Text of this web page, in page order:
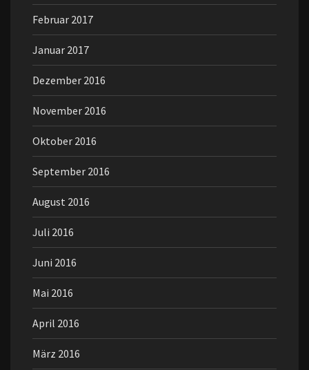
Februar 2017
Januar 2017
Dezember 2016
November 2016
Oktober 2016
September 2016
August 2016
Juli 2016
Juni 2016
Mai 2016
April 2016
März 2016